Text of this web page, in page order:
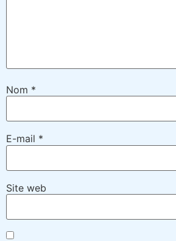
Nom *
E-mail *
Site web